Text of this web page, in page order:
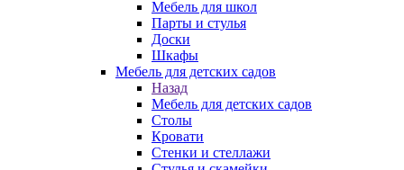
Мебель для школ
Парты и стулья
Доски
Шкафы
Мебель для детских садов
Назад
Мебель для детских садов
Столы
Кровати
Стенки и стеллажи